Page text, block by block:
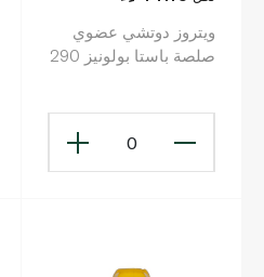
ويتروز دوتشي عضوي
صلصة باستا بولونيز 290
0